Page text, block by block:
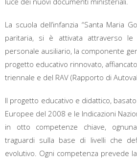
La scuola dell’infanzia “Santa Maria
paritaria, si è attivata attraverso
personale ausiliario, la componente
progetto educativo rinnovato,
triennale e del RAV (Rapporto di
Il progetto educativo e didattico,
Europee del 2008 e le Indicazioni
in otto competenze chiave,
traguardi sulla base di livelli che
evolutivo. Ogni competenza prevede